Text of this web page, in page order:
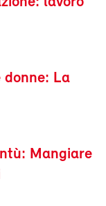
donne: La
Mangiare